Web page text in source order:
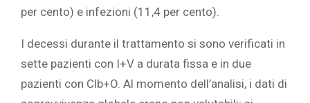
per cento) e infezioni (11,4 per cento).
I decessi durante il trattamento si sono verificati in
sette pazienti con I+V a durata fissa e in due
pazienti con Clb+O. Al momento dell’analisi, i dati di